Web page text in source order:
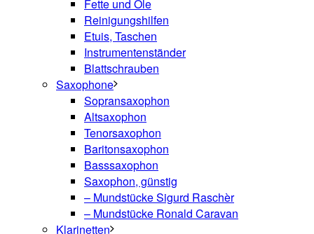
Fette und Öle
Reinigungshilfen
Etuis, Taschen
Instrumentenständer
Blattschrauben
Saxophone
Sopransaxophon
Altsaxophon
Tenorsaxophon
Baritonsaxophon
Basssaxophon
Saxophon, günstig
– Mundstücke Sigurd Raschèr
– Mundstücke Ronald Caravan
Klarinetten